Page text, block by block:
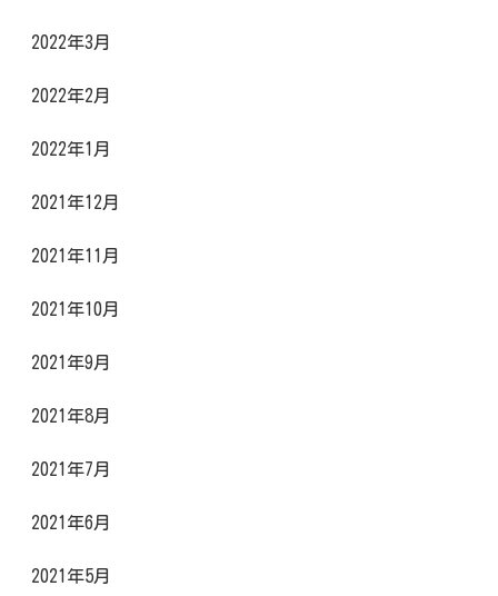
2022年3月
2022年2月
2022年1月
2021年12月
2021年11月
2021年10月
2021年9月
2021年8月
2021年7月
2021年6月
2021年5月